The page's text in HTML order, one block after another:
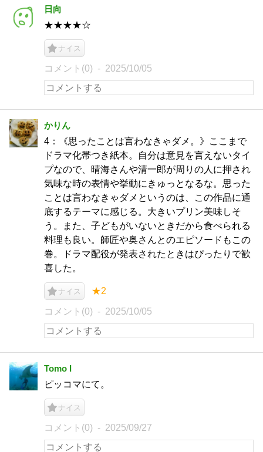
日向
★★★★☆
ナイス
コメント(0) 2025/10/05
かりん
4：《思ったことは言わなきゃダメ。》ここまで
ドラマ化帯つき紙本。自分は意見を言えないタイ
プなので、晴海さんや清一郎が周りの人に押され
気味な時の表情や挙動にきゅっとなるな。思った
ことは言わなきゃダメというのは、この作品に通
底するテーマに感じる。大きいプリン美味しそ
う。また、子どもがいないときだから食べられる
料理も良い。師匠や奥さんとのエピソードもこの
巻。ドラマ配役が発表されたときはぴったりで歓
喜した。
ナイス ★2
コメント(0) 2025/10/05
Tomo I
ピッコマにて。
ナイス
コメント(0) 2025/09/27